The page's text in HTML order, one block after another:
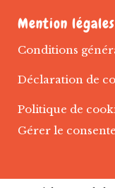
Mention légales
Conditions
Déclaration de
Politique de
Gérer le